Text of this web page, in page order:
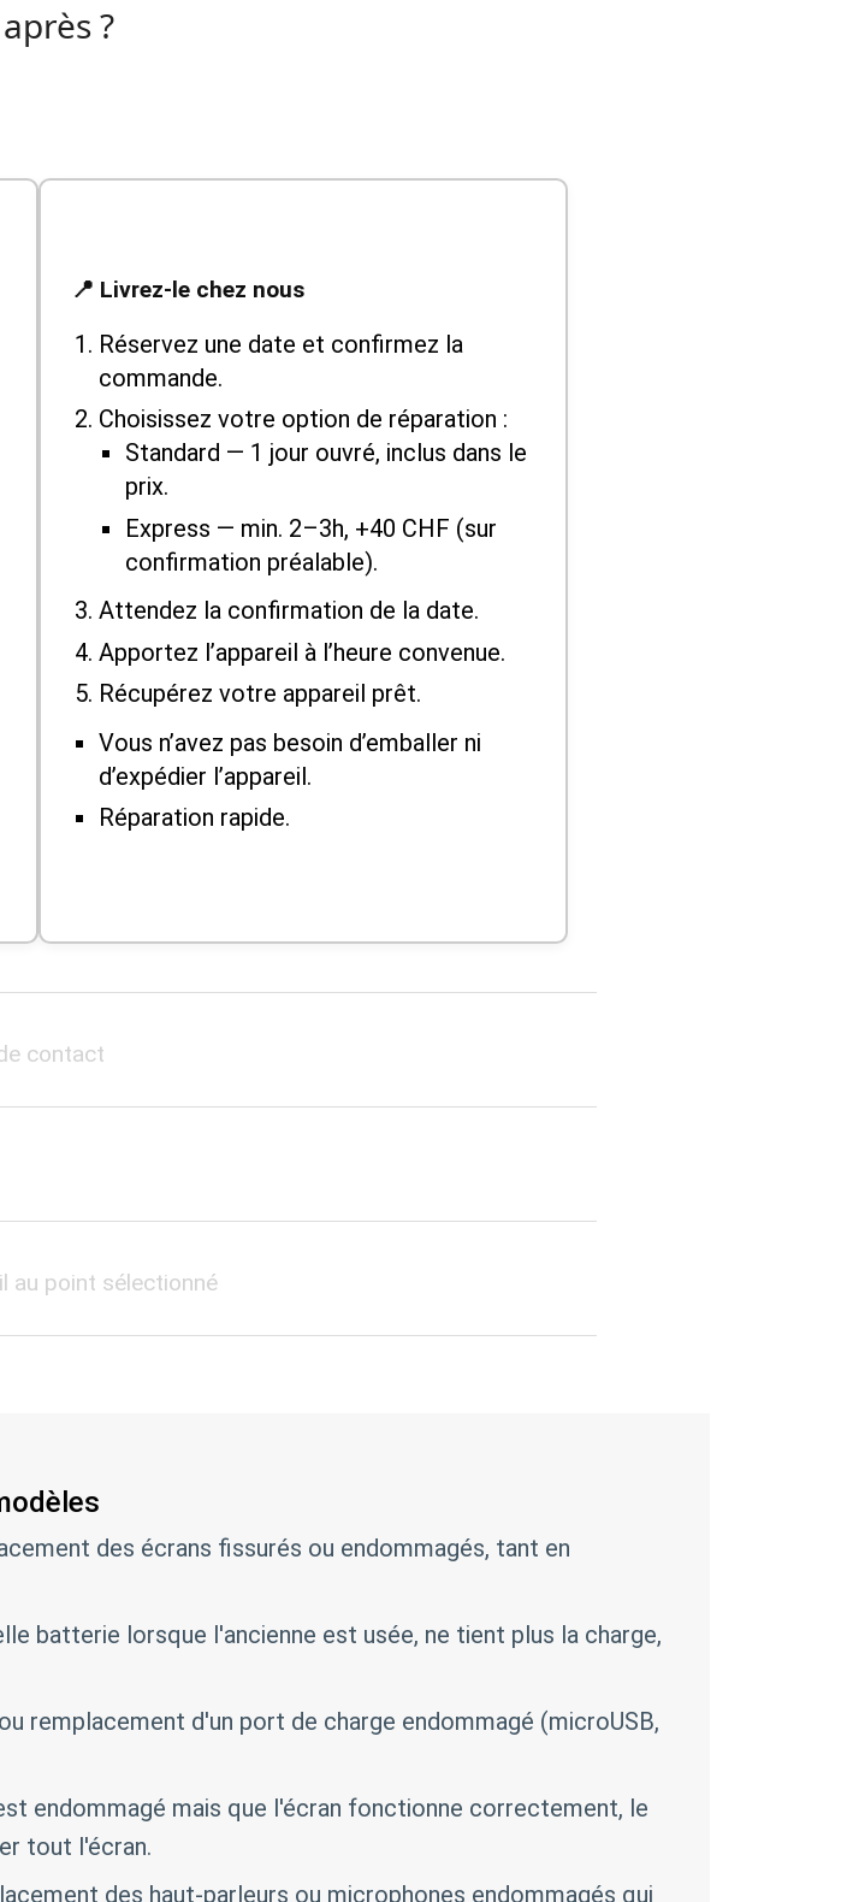
?
📍 Livrez-le chez nous
Réservez une date et confirmez la
commande.
Choisissez votre option de réparation :
Standard — 1 jour ouvré, inclus dans le
prix.
Express — min. 2–3h, +40 CHF (sur
confirmation préalable).
Attendez la confirmation de la date.
Apportez l’appareil à l’heure convenue.
Récupérez votre appareil prêt.
Vous n’avez pas besoin d’emballer ni
d’expédier l’appareil.
Réparation rapide.
contact
au point sélectionné
des écrans fissurés ou endommagés, tant en
batterie lorsque l'ancienne est usée, ne tient plus la charge,
remplacement d'un port de charge endommagé (microUSB,
endommagé mais que l'écran fonctionne correctement, le
tout l'écran.
des haut-parleurs ou microphones endommagés qui